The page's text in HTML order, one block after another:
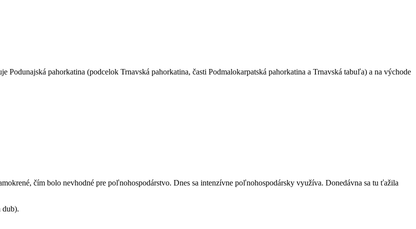
Podunajská pahorkatina (podcelok Trnavská pahorkatina, časti Podmalokarpatská pahorkatina a Trnavská tabuľa) a na východe
čím bolo nevhodné pre poľnohospodárstvo. Dnes sa intenzívne poľnohospodársky využíva. Donedávna sa tu ťažila
dub).